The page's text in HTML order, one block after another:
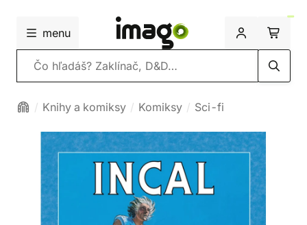
menu
Vyhľadávanie
Knihy a komiksy Komiksy Sci-fi